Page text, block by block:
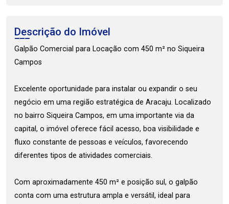
Descrição do Imóvel
Galpão Comercial para Locação com 450 m² no Siqueira
Campos
Excelente oportunidade para instalar ou expandir o seu
negócio em uma região estratégica de Aracaju. Localizado
no bairro Siqueira Campos, em uma importante via da
capital, o imóvel oferece fácil acesso, boa visibilidade e
fluxo constante de pessoas e veículos, favorecendo
diferentes tipos de atividades comerciais.
Com aproximadamente 450 m² e posição sul, o galpão
conta com uma estrutura ampla e versátil, ideal para